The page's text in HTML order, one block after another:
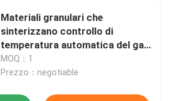
Materiali granulari che
sinterizzano controllo di
temperatura automatica del gas
della natura del forno di tunnel
MOQ：1
Prezzo：negotiable